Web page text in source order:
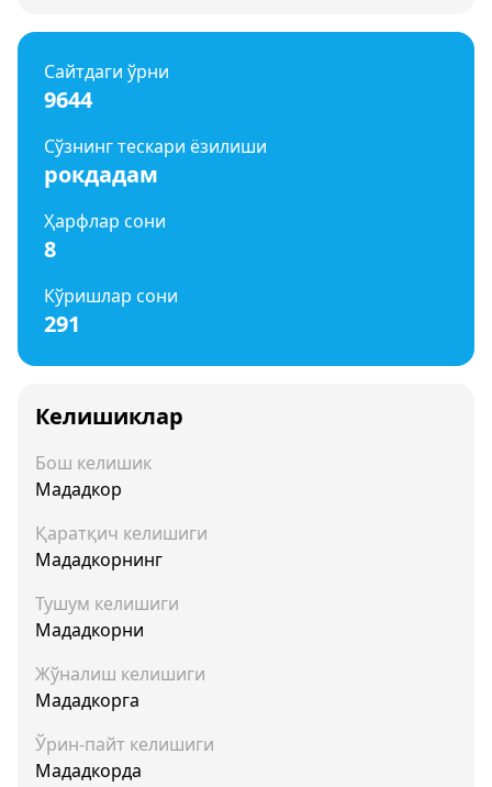
Сайтдаги ўрни
9644
Сўзнинг тескари ёзилиши
рокдадам
Ҳарфлар сони
8
Кўришлар сони
291
Келишиклар
Бош келишик
Мададкор
Қаратқич келишиги
Мададкорнинг
Тушум келишиги
Мададкорни
Жўналиш келишиги
Мададкорга
Ўрин-пайт келишиги
Мададкорда